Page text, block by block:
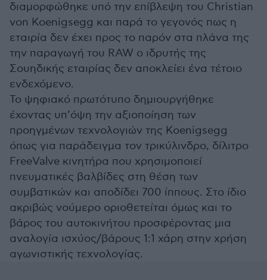
διαμορφώθηκε υπό την επίβλεψη του Christian
von Koenigsegg και παρά το γεγονός πως η
εταιρία δεν έχει προς το παρόν στα πλάνα της
την παραγωγή του RAW ο ιδρυτής της
Σουηδικής εταιρίας δεν αποκλείει ένα τέτοιο
ενδεχόμενο.
Το ψηφιακό πρωτότυπο δημιουργήθηκε
έχοντας υπ’όψη την αξιοποίηση των
προηγμένων τεχνολογιών της Koenigsegg
όπως για παράδειγμα τον τρικύλινδρο, δίλιτρο
FreeValve κινητήρα που χρησιμοποιεί
πνευματικές βαλβίδες στη θέση των
συμβατικών και αποδίδει 700 ίππους. Στο ίδιο
ακριβώς νούμερο οριοθετείται όμως και το
βάρος του αυτοκινήτου προσφέροντας μια
αναλογία ισχύος/βάρους 1:1 χάρη στην χρήση
αγωνιστικής τεχνολογίας.